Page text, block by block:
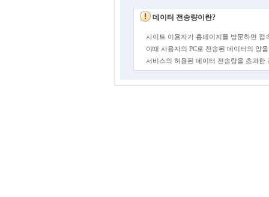
데이터 전송량이란?
사이트 이용자가 홈페이지를 방문하면 접
이때 사용자의 PC로 전송된 데이터의 양
서비스의 허용된 데이터 전송량을 초과